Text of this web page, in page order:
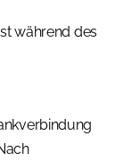
während des